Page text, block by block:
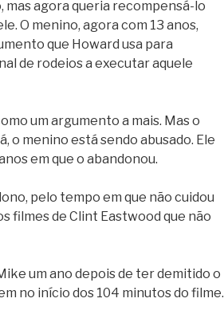
mas agora queria recompensá-lo
O menino, agora com 13 anos,
que Howard usa para
de rodeios a executar aquele
um argumento a mais. Mas o
o menino está sendo abusado. Ele
em que o abandonou.
pelo tempo em que não cuidou
filmes de Clint Eastwood que não
um ano depois de ter demitido o
no início dos 104 minutos do filme.